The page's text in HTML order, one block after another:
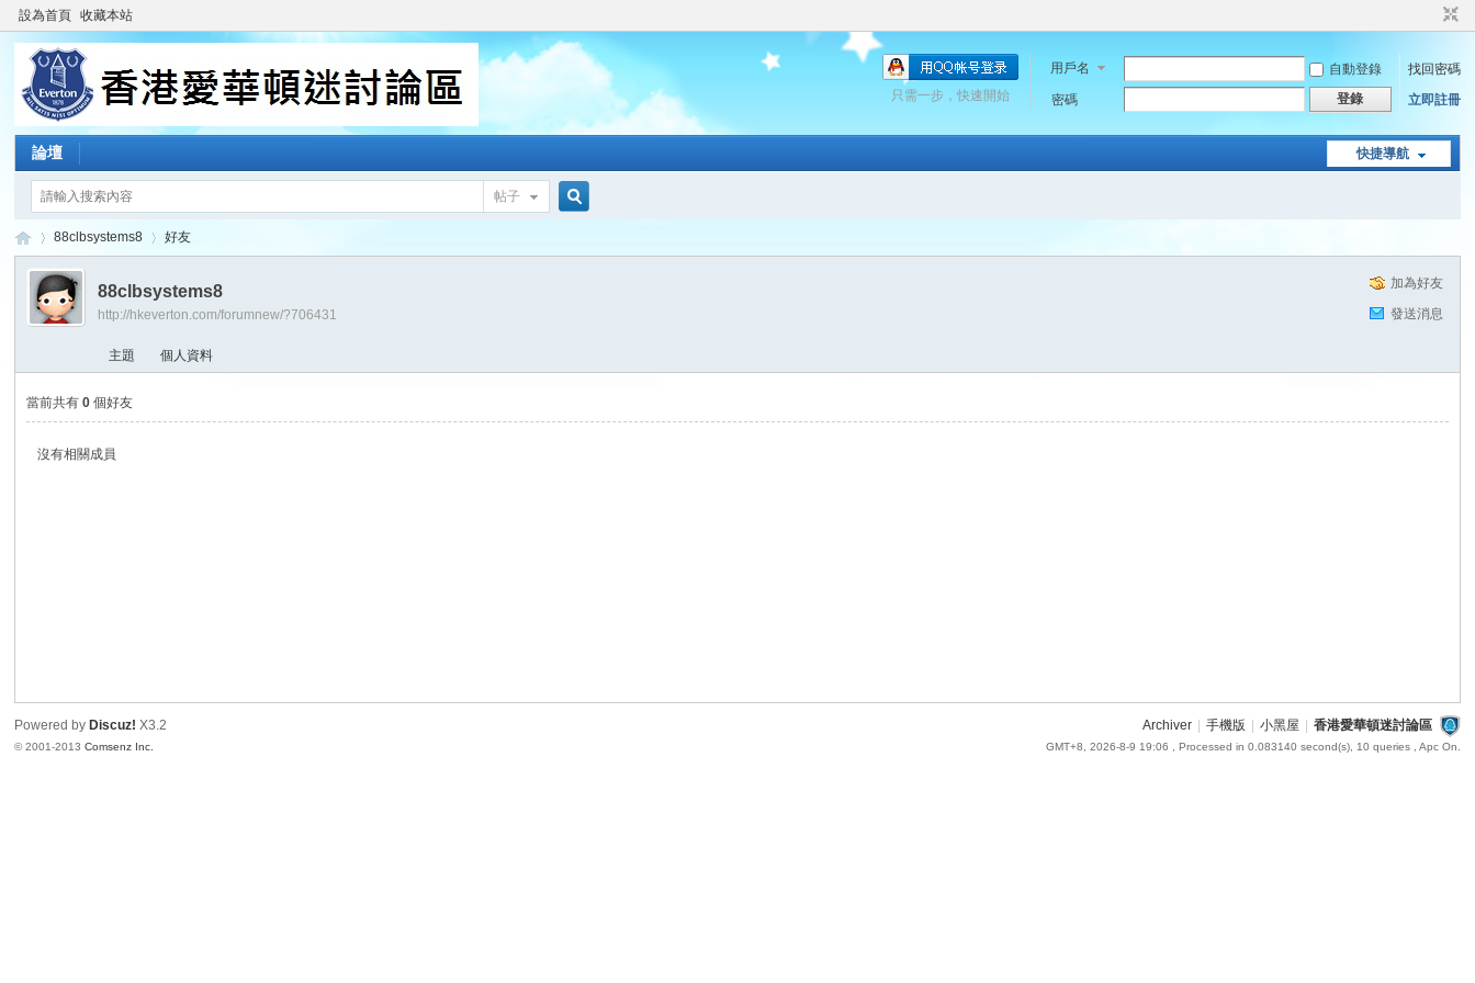
設為首頁 收藏本站
用戶名 自動登錄
找回密碼
密碼
登錄 立即註冊
只需一步，快速開始
快捷導航
論壇
帖子
›
88clbsystems8 好友
加為好友
發送消息
88clbsystems8
http://hkeverton.com/forumnew/?706431
主題 個人資料
當前共有0 個好友
沒有相關成員
Archiver 手機版 小黑屋 香港愛華頓迷討論區
GMT+8, 2026-8-9 19:06 , Processed in 0.083140 second(s), 10 queries , Apc On.
Powered by Discuz! X3.2
© 2001-2013Comsenz Inc.